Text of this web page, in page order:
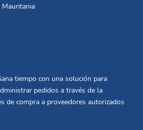
tiempo con una solución para
pedidos a través de la
de compra a proveedores autorizados